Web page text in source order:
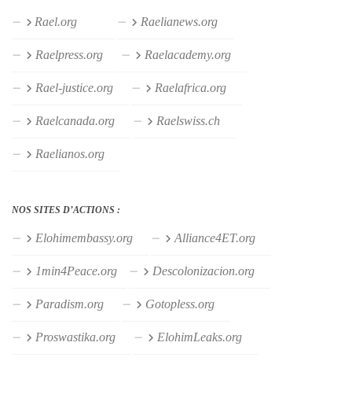
Rael.org Raelianews.org
Raelpress.org Raelacademy.org
Rael-justice.org Raelafrica.org
Raelcanada.org Raelswiss.ch
Raelianos.org
NOS SITES D’ACTIONS :
Elohimembassy.org Alliance4ET.org
1min4Peace.org Descolonizacion.org
Paradism.org Gotopless.org
Proswastika.org ElohimLeaks.org